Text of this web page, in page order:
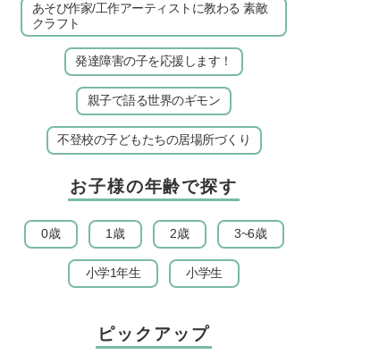
あそび作家/工作アーティストに教わる 素敵
クラフト
発達障害の子を応援します！
親子で語る世界のギモン
不登校の子どもたちの居場所づくり
お子様の年齢で探す
0歳 1歳 2歳 3~6歳
小学1年生 小学生
ピックアップ